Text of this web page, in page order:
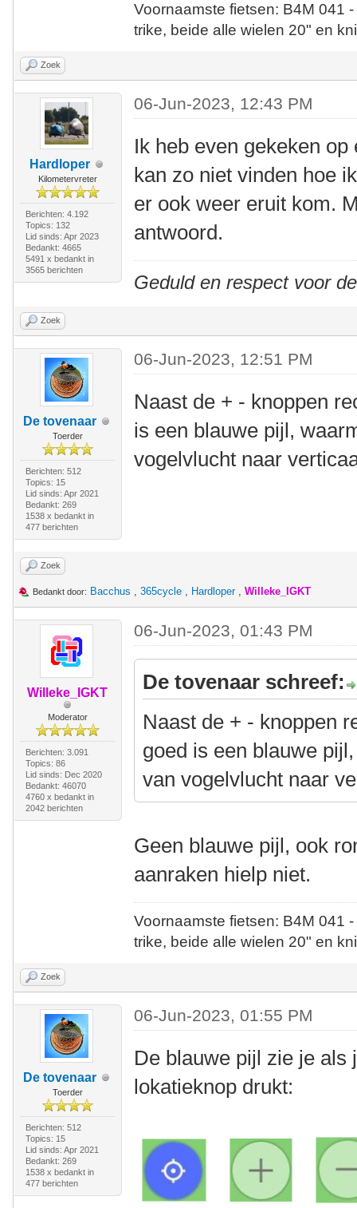
Voornaamste fietsen: B4M
trike, beide alle wielen 20" en
Zoek
Hardloper
Kilometervreter
Berichten: 4.192
Topics: 132
Lid sinds: Apr 2023
Bedankt: 4665
5491 x bedankt in
3565 berichten
06-Jun-2023, 12:43 PM
Ik heb even gekeken
kan zo niet vinden hoe
er ook weer eruit kom.
antwoord.
Geduld en respect voor
Zoek
De tovenaar
Toerder
Berichten: 512
Topics: 15
Lid sinds: Apr 2021
Bedankt: 269
1538 x bedankt in
477 berichten
06-Jun-2023, 12:51 PM
Naast de + - knoppen
is een blauwe pijl,
vogelvlucht naar
Zoek
Bedankt door: Bacchus , 365cycle , Hardloper, Willeke_IGKT
Willeke_IGKT
Moderator
Berichten: 3.091
Topics: 86
Lid sinds: Dec 2020
Bedankt: 46070
4760 x bedankt in
2042 berichten
06-Jun-2023, 01:43 PM
De tovenaar schreef:
Naast de + - knoppen
goed is een blauwe
van vogelvlucht naar
Geen blauwe pijl, ook
aanraken hielp niet.
Voornaamste fietsen: B4M
trike, beide alle wielen 20" en
Zoek
De tovenaar
Toerder
Berichten: 512
Topics: 15
Lid sinds: Apr 2021
Bedankt: 269
1538 x bedankt in
477 berichten
06-Jun-2023, 01:55 PM
De blauwe pijl zie je als
lokatieknop drukt: